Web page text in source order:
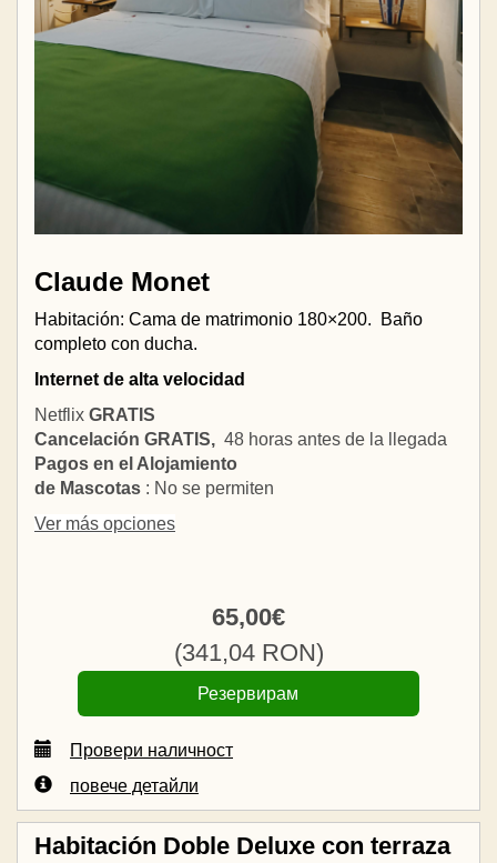
Claude Monet
Habitación: Cama de matrimonio 180×200.
Baño
completo con ducha.
Internet de alta velocidad
Netflix GRATIS
Cancelación GRATIS, 48 horas antes de la llegada
Pagos en el Alojamiento
de Mascotas : No se permiten
Ver más opciones
65,00€
(341,04RON)
Провери наличност
повече детайли
Habitación Doble Deluxe con terraza